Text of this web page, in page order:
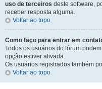
uso de terceiros deste software,
receber resposta alguma.
Voltar ao topo
Como faço para entrar em
Todos os usuários do fórum
opção estiver ativada.
Os usuários registrados também
Voltar ao topo